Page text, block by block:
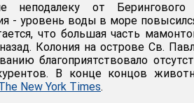
неподалеку от
- уровень воды в море
что большая часть
Колония на острове Св.
благоприятствовало
В конце концов
New York Times.